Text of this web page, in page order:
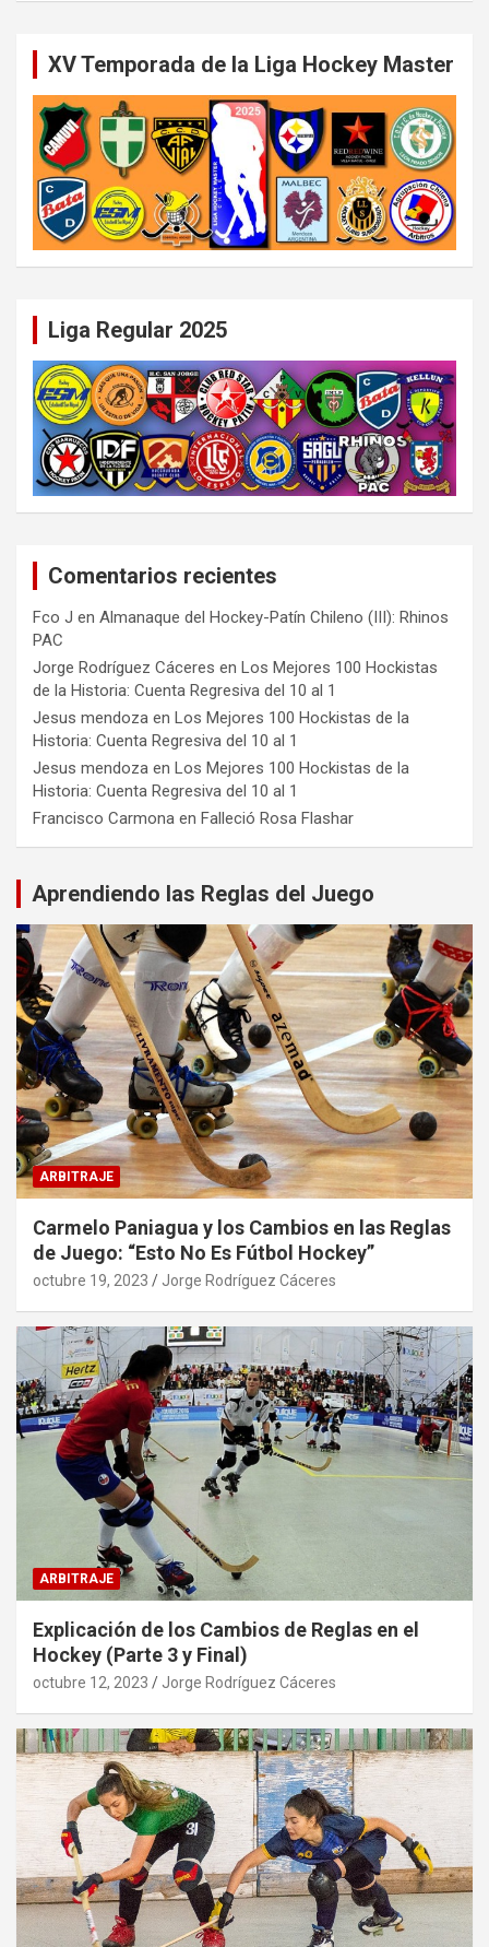
XV Temporada de la Liga Hockey Master
Liga Regular 2025
Comentarios recientes
Fco J en Almanaque del Hockey-Patín Chileno (III): Rhinos
PAC
Jorge Rodríguez Cáceres en Los Mejores 100 Hockistas
de la Historia: Cuenta Regresiva del 10 al 1
Jesus mendoza en Los Mejores 100 Hockistas de la
Historia: Cuenta Regresiva del 10 al 1
Jesus mendoza en Los Mejores 100 Hockistas de la
Historia: Cuenta Regresiva del 10 al 1
Francisco Carmona en Falleció Rosa Flashar
Aprendiendo las Reglas del Juego
ARBITRAJE
Carmelo Paniagua y los Cambios en las Reglas
de Juego: “Esto No Es Fútbol Hockey”
octubre 19, 2023 Jorge Rodríguez Cáceres
ARBITRAJE
Explicación de los Cambios de Reglas en el
Hockey (Parte 3 y Final)
octubre 12, 2023 Jorge Rodríguez Cáceres